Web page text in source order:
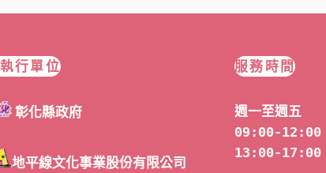
行單位
彰化縣政府
地平線文化事業股份有限公司
服務時間
週一至週五
09:00-12:00
13:00-17:00